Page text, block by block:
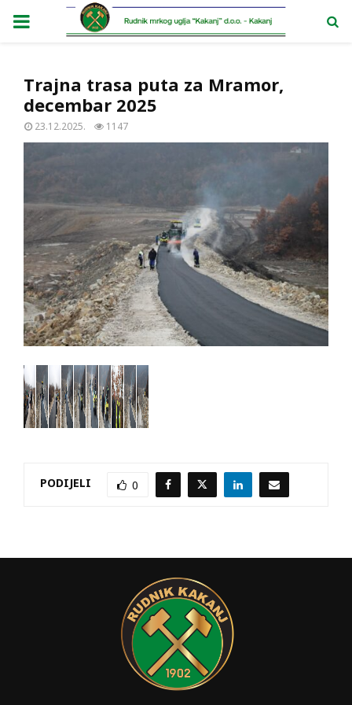
PRIMARY
Trajna trasa puta za Mramor,
decembar 2025
23.12.2025. 1147
PODIJELI 0